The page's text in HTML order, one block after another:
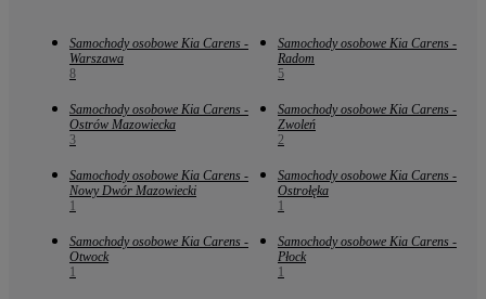
Samochody osobowe Kia Carens -
Warszawa
8
Samochody osobowe Kia Carens -
Radom
5
Samochody osobowe Kia Carens -
Ostrów Mazowiecka
3
Samochody osobowe Kia Carens -
Zwoleń
2
Samochody osobowe Kia Carens -
Nowy Dwór Mazowiecki
1
Samochody osobowe Kia Carens -
Ostrołęka
1
Samochody osobowe Kia Carens -
Otwock
1
Samochody osobowe Kia Carens -
Płock
1